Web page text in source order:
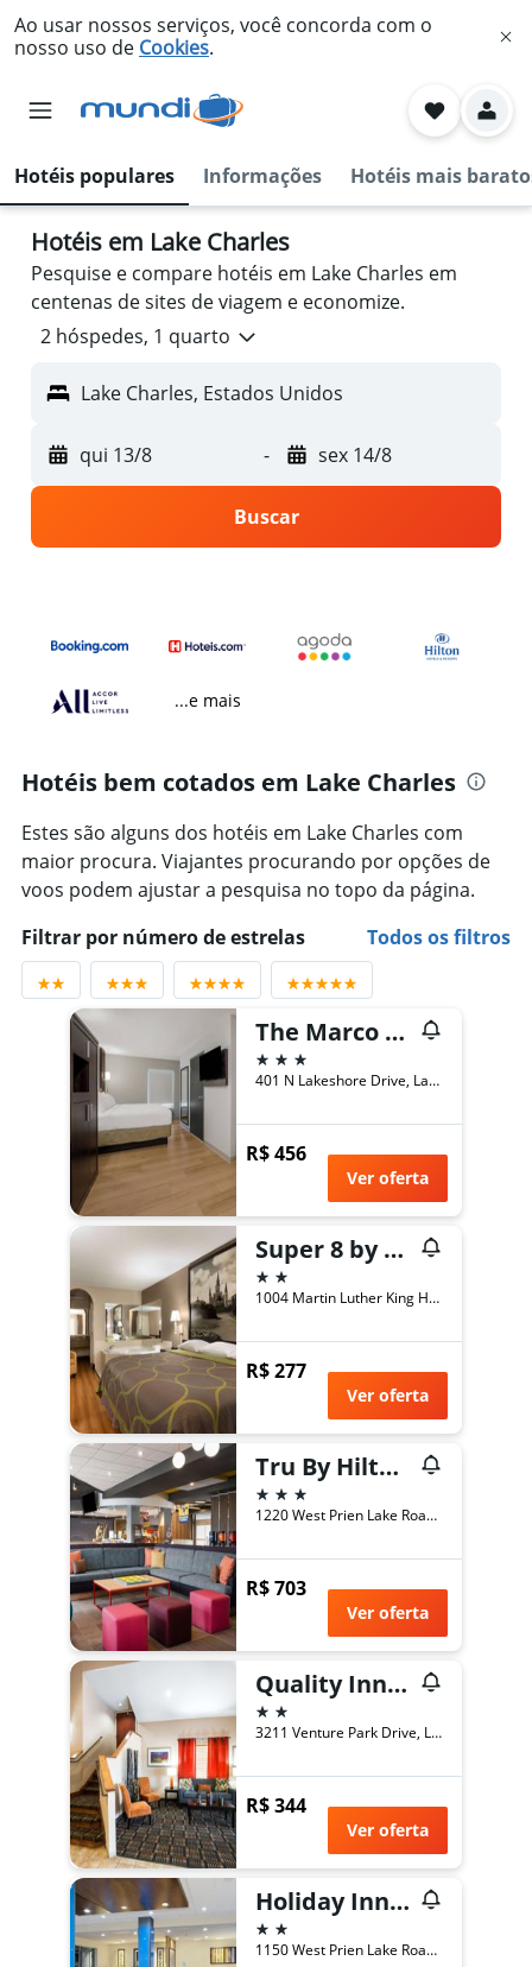
Ao usar nossos serviços, você concorda com o
nosso uso de Cookies.
Hotéis populares Informações Hotéis mais
Hotéis em Lake Charles
Pesquise e compare hotéis em Lake Charles em
centenas de sites de viagem e economize.
2 hóspedes, 1 quarto
Lake Charles, Estados Unidos
qui 13/8 - sex 14/8
Buscar
...e mais
Hotéis bem cotados em Lake Charles
Estes são alguns dos hotéis em Lake Charles com
maior procura. Viajantes procurando por opções de
voos podem ajustar a pesquisa no topo da página.
Filtrar por número de estrelas
Todos os filtros
The Marco Hotel Lake Charles
3 estrelas
401 N Lakeshore Drive, Lake Charles, LA, Estados Unidos
R$ 456
Ver oferta
Super 8 by Wyndham Lake Charles Northeast
2 estrelas
1004 Martin Luther King Highway, Lake Charles, LA, Estados Unidos
R$ 277
Ver oferta
Tru By Hilton Lake Charles
3 estrelas
1220 West Prien Lake Road, Lake Charles, LA, Estados Unidos
R$ 703
Ver oferta
Quality Inn and Suites Lake Charles South
2 estrelas
3211 Venture Park Drive, Lake Charles, LA, Estados Unidos
R$ 344
Ver oferta
Holiday Inn Express & Suites Lake Charles South Casino Area By IHG
2 estrelas
1150 West Prien Lake Road, Lake Charles, LA, Estados Unidos